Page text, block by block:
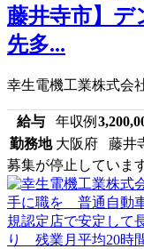
藤井寺市】デ
先多...
幸生電機工業株式会
給与 年収例
勤務地 大阪府 藤井
募集が停止していま